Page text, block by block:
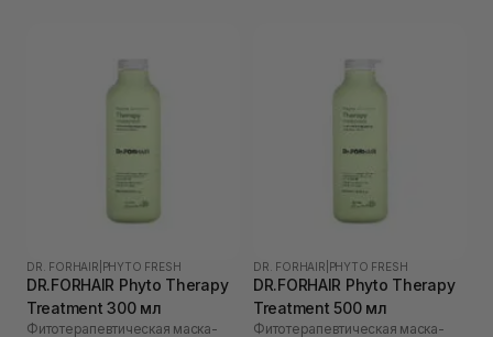
DR. FORHAIR PHYTO FRESH
DR.FORHAIR Phyto Therapy
Treatment 300 мл
Фитотерапевтическая маска-
DR. FORHAIR PHYTO FRESH
DR.FORHAIR Phyto Therapy
Treatment 500 мл
Фитотерапевтическая маска-